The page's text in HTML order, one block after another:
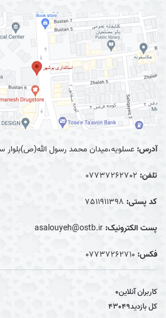
آدرس: عسلویه،میدان محمد رسول الله(ص)بلوار
تلفن: 07737262702
کد پستی: 7511911398
پست الکترونیک: asalouyeh@ostb.ir
فکس: 07737262710
کاربران آنلاین0
کل بازدید43049